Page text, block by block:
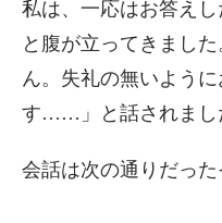
私は、一応はお答え
と腹が立ってきまし
ん。失礼の無いよう
す……」と話されまし
会話は次の通りだった